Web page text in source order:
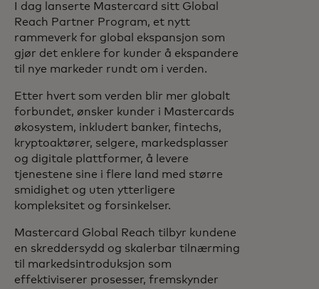
I dag lanserte Mastercard sitt Global
Reach Partner Program, et nytt
rammeverk for global ekspansjon som
gjør det enklere for kunder å ekspandere
til nye markeder rundt om i verden.
Etter hvert som verden blir mer globalt
forbundet, ønsker kunder i Mastercards
økosystem, inkludert banker, fintechs,
kryptoaktører, selgere, markedsplasser
og digitale plattformer, å levere
tjenestene sine i flere land med større
smidighet og uten ytterligere
kompleksitet og forsinkelser.
Mastercard Global Reach tilbyr kundene
en skreddersydd og skalerbar tilnærming
til markedsintroduksjon som
effektiviserer prosesser, fremskynder